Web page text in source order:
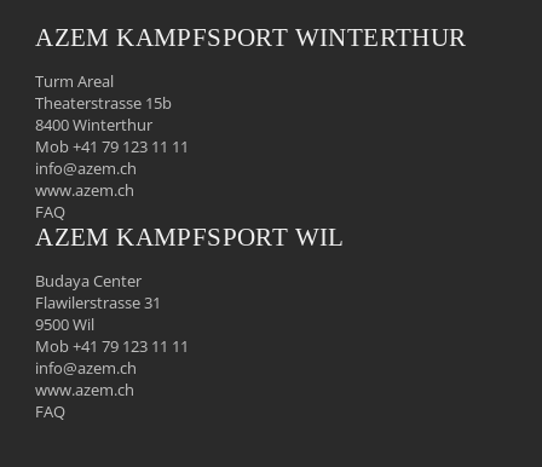
AZEM KAMPFSPORT WINTERTHUR
Turm Areal
Theaterstrasse 15b
8400 Winterthur
Mob +41 79 123 11 11
info@azem.ch
www.azem.ch
FAQ
AZEM KAMPFSPORT WIL
Budaya Center
Flawilerstrasse 31
9500 Wil
Mob +41 79 123 11 11
info@azem.ch
www.azem.ch
FAQ